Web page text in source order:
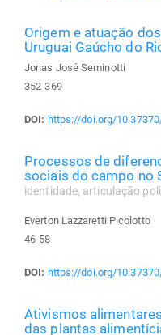
Origem e atuação
Uruguai Gaúcho do
Jonas José Seminotti
352-369
DOI: https://doi.org/
Processos de
sociais do campo no
identidade, articulação
Everton Lazzaretti Picolotto
46-58
DOI: https://doi.org/
Ativismos
das plantas